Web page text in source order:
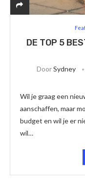
DE TOP 5
DoorSydney
Wil je graag een
aanschaffen, maar
budget en wil je er
wil…